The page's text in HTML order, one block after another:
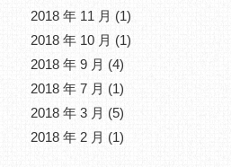
2018 年 11 月 (1)
2018 年 10 月 (1)
2018 年 9 月 (4)
2018 年 7 月 (1)
2018 年 3 月 (5)
2018 年 2 月 (1)